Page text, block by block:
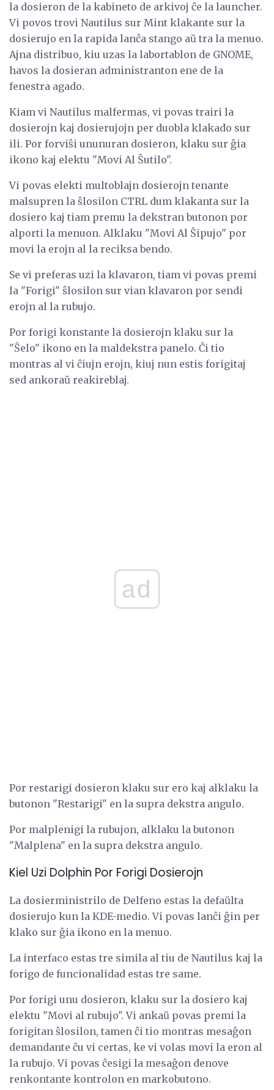
la dosieron de la kabineto de arkivoj ĉe la launcher.
Vi povos trovi Nautilus sur Mint klakante sur la
dosierujo en la rapida lanĉa stango aŭ tra la menuo.
Ajna distribuo, kiu uzas la labortablon de GNOME,
havos la dosieran administranton ene de la
fenestra agado.
Kiam vi Nautilus malfermas, vi povas trairi la
dosierojn kaj dosierujojn per duobla klakado sur
ili. Por forviŝi ununuran dosieron, klaku sur ĝia
ikono kaj elektu "Movi Al Ŝutilo".
Vi povas elekti multoblajn dosierojn tenante
malsupren la ŝlosilon CTRL dum klakanta sur la
dosiero kaj tiam premu la dekstran butonon por
alporti la menuon. Alklaku "Movi Al Ŝipujo" por
movi la erojn al la reciksa bendo.
Se vi preferas uzi la klavaron, tiam vi povas premi
la "Forigi" ŝlosilon sur vian klavaron por sendi
erojn al la rubujo.
Por forigi konstante la dosierojn klaku sur la
"Ŝelo" ikono en la maldekstra panelo. Ĉi tio
montras al vi ĉiujn erojn, kiuj nun estis forigitaj
sed ankoraŭ reakireblaj.
ad
Por restarigi dosieron klaku sur ero kaj alklaku la
butonon "Restarigi" en la supra dekstra angulo.
Por malplenigi la rubujon, alklaku la butonon
"Malplena" en la supra dekstra angulo.
Kiel Uzi Dolphin Por Forigi Dosierojn
La dosierministrilo de Delfeno estas la defaŭlta
dosierujo kun la KDE-medio. Vi povas lanĉi ĝin per
klako sur ĝia ikono en la menuo.
La interfaco estas tre simila al tiu de Nautilus kaj la
forigo de funcionalidad estas tre same.
Por forigi unu dosieron, klaku sur la dosiero kaj
elektu "Movi al rubujo". Vi ankaŭ povas premi la
forigitan ŝlosilon, tamen ĉi tio montras mesaĝon
demandante ĉu vi certas, ke vi volas movi la eron al
la rubujo. Vi povas ĉesigi la mesaĝon denove
renkontante kontrolon en markobutono.